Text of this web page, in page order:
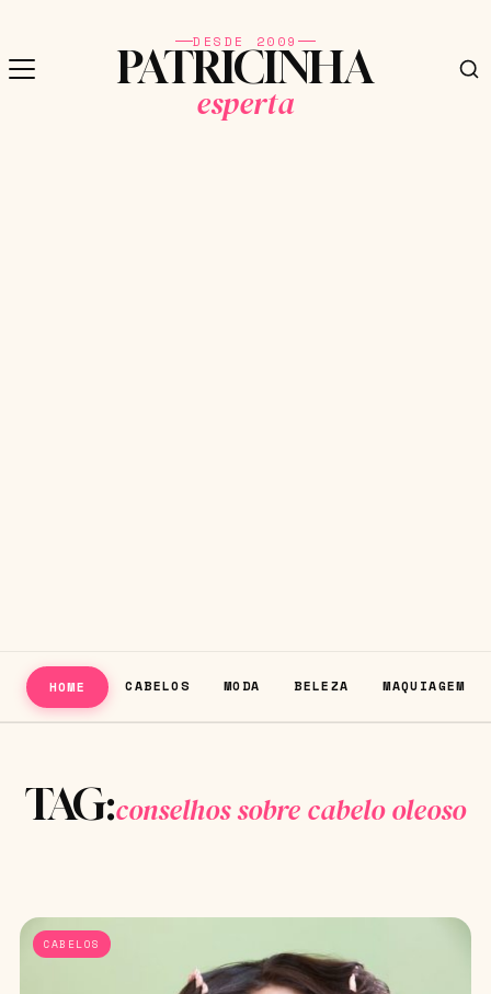
DESDE 2009
PATRICINHA
esperta
HOME CABELOS MODA BELEZA MAQUIAGEM
TAG:conselhos sobre cabelo oleoso
CABELOS